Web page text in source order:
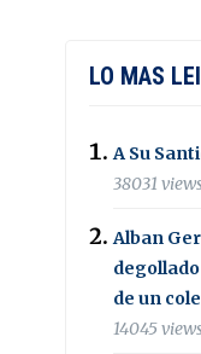
LO MAS
A Su
38031
Alban
de un
14045